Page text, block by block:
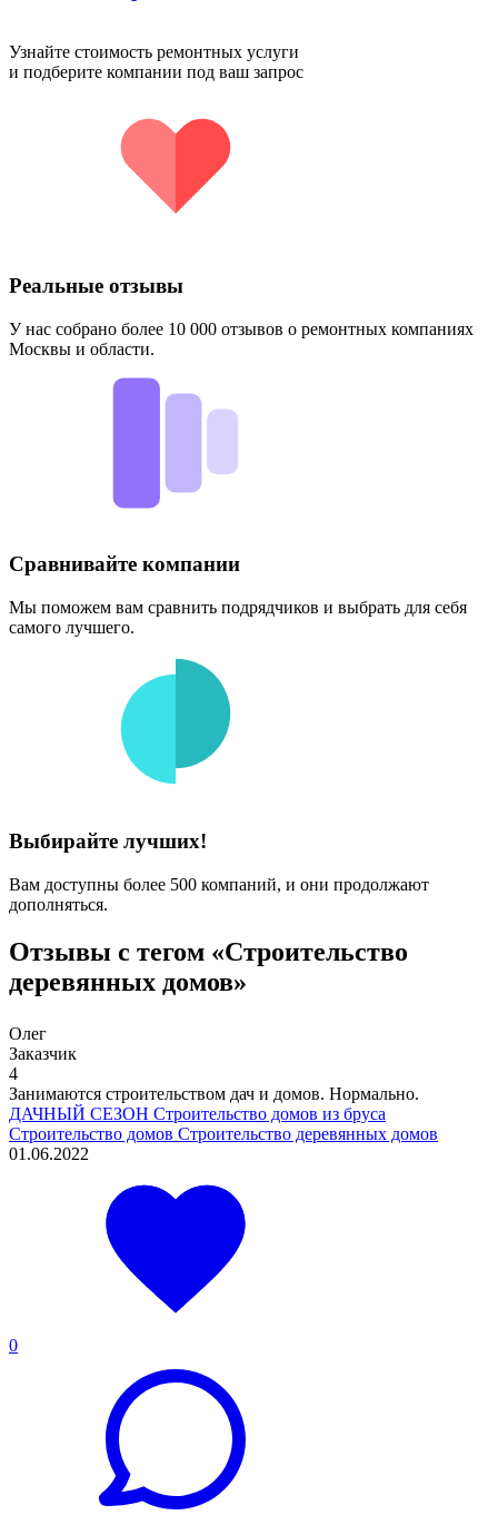
Узнайте стоимость ремонтных услуги
и подберите компании под ваш запрос
Реальные отзывы
У нас собрано более 10 000 отзывов о ремонтных компаниях
Москвы и области.
Сравнивайте компании
Мы поможем вам сравнить подрядчиков и выбрать для себя
самого лучшего.
Выбирайте лучших!
Вам доступны более 500 компаний, и они продолжают
дополняться.
Отзывы с тегом «Строительство
деревянных домов»
Олег
Заказчик
4
Занимаются строительством дач и домов. Нормально.
ДАЧНЫЙ СЕЗОН Строительство домов из бруса
Строительство домов Строительство деревянных домов
01.06.2022
0